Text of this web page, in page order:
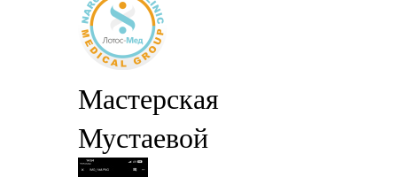
Мастерская
Мустаевой